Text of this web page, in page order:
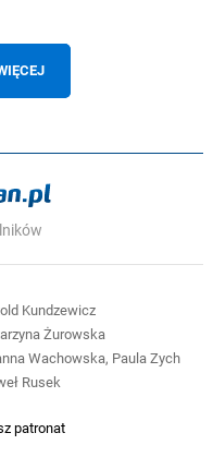
patronat
Kundzewicz
Żurowska
Wachowska, Paula Zych
Rusek